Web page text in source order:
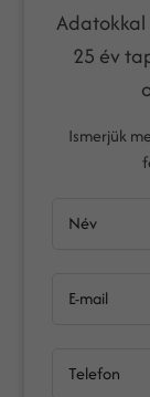
Adatokkal
25 év
Ismerjük
Név
E-mail
Telefon